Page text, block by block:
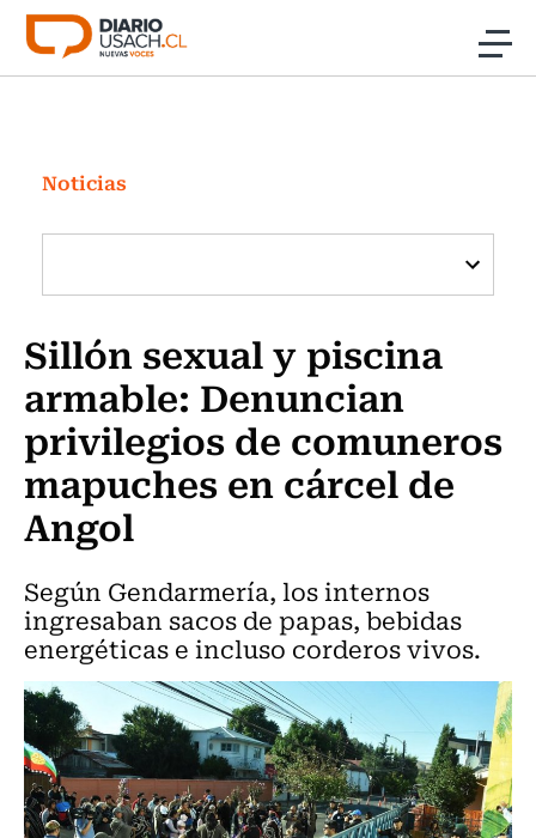
Click acá para ir directamente al contenido
Investigación
Cultura
Programas Radio y TV Usach
Noticias
Sillón sexual y piscina
armable: Denuncian
privilegios de comuneros
mapuches en cárcel de
Angol
Según Gendarmería, los internos
ingresaban sacos de papas, bebidas
energéticas e incluso corderos vivos.